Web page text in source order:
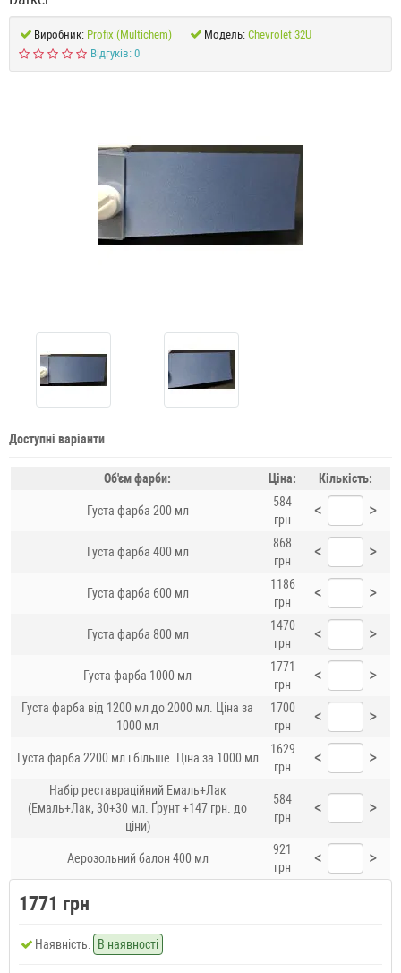
Виробник: Profix (Multichem) Модель: Chevrolet 32U
Відгуків: 0
Доступні варіанти
Об'єм фарби: Ціна: Кількість:
Густа фарба 200 мл
584
грн
< >
Густа фарба 400 мл
868
грн
< >
Густа фарба 600 мл
1186
грн
< >
Густа фарба 800 мл
1470
грн
< >
Густа фарба 1000 мл
1771
грн
< >
Густа фарба від 1200 мл до 2000 мл. Ціна за
1000 мл
1700
грн
< >
Густа фарба 2200 мл і більше. Ціна за 1000 мл
1629
грн
< >
Набір реставраційний Емаль+Лак
(Емаль+Лак, 30+30 мл. Ґрунт +147 грн. до
ціни)
584
грн
< >
Аерозольний балон 400 мл
921
грн
< >
1771 грн
Наявність: В наявності